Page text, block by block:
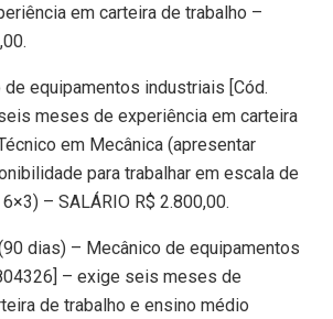
em carteira de trabalho –
equipamentos industriais [Cód.
meses de experiência em carteira
em Mecânica (apresentar
para trabalhar em escala de
– SALÁRIO R$ 2.800,00.
dias) – Mecânico de equipamentos
– exige seis meses de
de trabalho e ensino médio